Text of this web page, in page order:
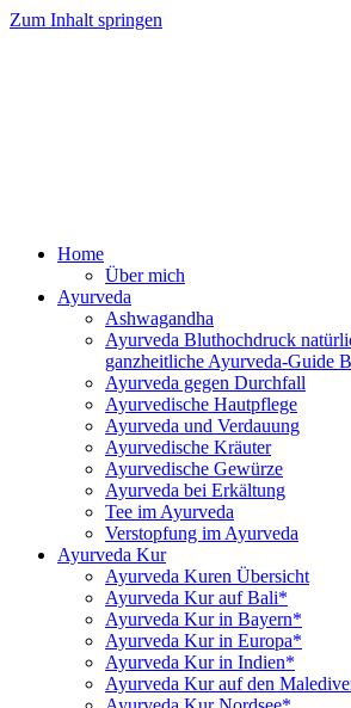
Zum Inhalt springen
Home
Über mich
Ayurveda
Ashwagandha
Ayurveda Bluthochdruck
ganzheitliche Ayurveda-Guide
Ayurveda gegen Durchfall
Ayurvedische Hautpflege
Ayurveda und Verdauung
Ayurvedische Kräuter
Ayurvedische Gewürze
Ayurveda bei Erkältung
Tee im Ayurveda
Verstopfung im Ayurveda
Ayurveda Kur
Ayurveda Kuren Übersicht
Ayurveda Kur auf Bali*
Ayurveda Kur in Bayern*
Ayurveda Kur in Europa*
Ayurveda Kur in Indien*
Ayurveda Kur auf den